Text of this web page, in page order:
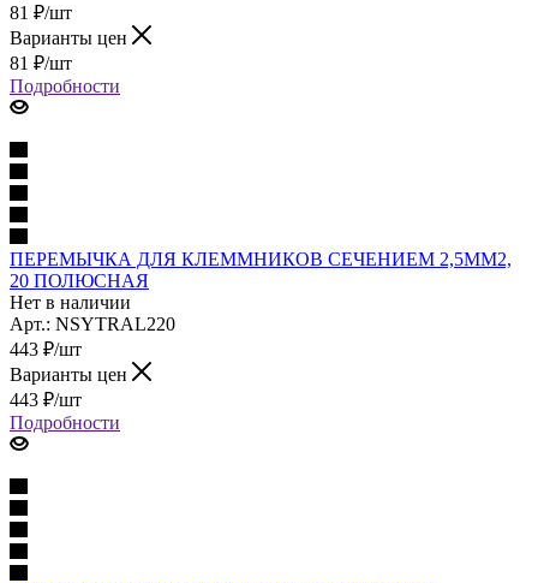
81 ₽/шт
Варианты цен
81 ₽/шт
Подробности
ПЕРЕМЫЧКА ДЛЯ КЛЕММНИКОВ СЕЧЕНИЕМ 2,5ММ2,
20 ПОЛЮСНАЯ
Нет в наличии
Арт.: NSYTRAL220
443 ₽/шт
Варианты цен
443 ₽/шт
Подробности